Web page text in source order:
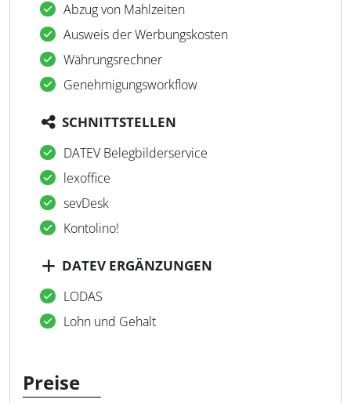
Abzug von Mahlzeiten
Ausweis der Werbungskosten
Währungsrechner
Genehmigungsworkflow
SCHNITTSTELLEN
DATEV Belegbilderservice
lexoffice
sevDesk
Kontolino!
DATEV ERGÄNZUNGEN
LODAS
Lohn und Gehalt
Preise